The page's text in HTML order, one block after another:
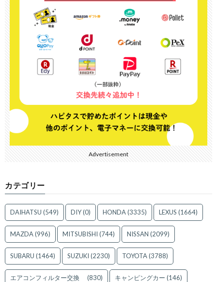
Advertisement
カテゴリー
DAIHATSU (549) DIY(0) HONDA(3335) LEXUS (1664)
MAZDA(996) MITSUBISHI (744) NISSAN (2099)
SUBARU (1464) SUZUKI (2230) TOYOTA(3788)
エアコンフィルター交換 (830) キャンピングカー (146)